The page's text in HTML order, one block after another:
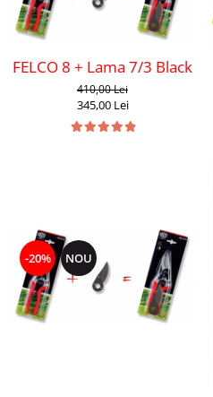
FELCO 8 + Lama 7/3 Black
410,00 Lei
345,00 Lei
-20% NOU